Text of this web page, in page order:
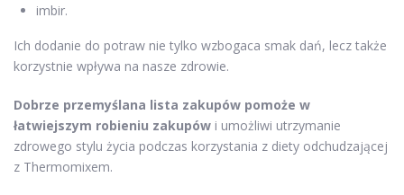
imbir.
Ich dodanie do potraw nie tylko wzbogaca smak dań, lecz także
korzystnie wpływa na nasze zdrowie.
Dobrze przemyślana lista zakupów pomoże w
łatwiejszym robieniu zakupów i umożliwi utrzymanie
zdrowego stylu życia podczas korzystania z diety odchudzającej
z Thermomixem.